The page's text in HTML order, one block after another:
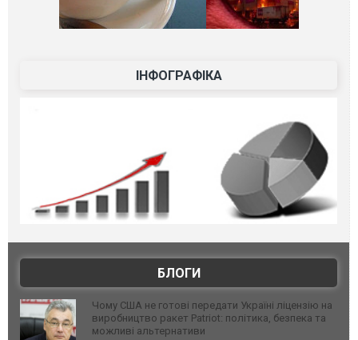
ІНФОГРАФІКА
БЛОГИ
Чому США не готові передати Україні ліцензію на
виробництво ракет Patriot: політика, безпека та
можливі альтернативи